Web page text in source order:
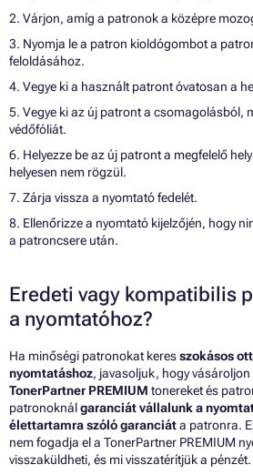
2. Várjon, amíg a patronok a középre
3. Nyomja le a patron kioldógombot a
feloldásához.
4. Vegye ki a használt patront óvatosan a
5. Vegye ki az új patront a csomagolásból,
védőfóliát.
6. Helyezze be az új patront a megfelelő
helyesen nem rögzül.
7. Zárja vissza a nyomtató fedelét.
8. Ellenőrizze a nyomtató kijelzőjén, hogy
a patroncsere után.
Eredeti vagy kompatibilis
a nyomtatóhoz?
Ha minőségi patronokat keresszokásos
nyomtatáshoz, javasoljuk, hogy
TonerPartner PREMIUM tonereket és
patronoknálgaranciát vállalunk a
élettartamra szóló garanciáta patronra.
nem fogadja el a TonerPartner PREMIUM
visszaküldheti, és mi visszatérítjük a pénzét.